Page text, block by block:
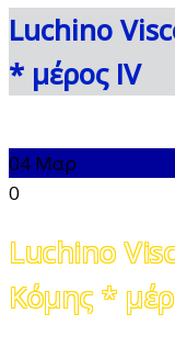
Luchino
* μέρος ΙV
04 Μαρ
0
Luchino
Κόμης *